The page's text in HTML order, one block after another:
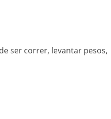
ser correr, levantar pesos,